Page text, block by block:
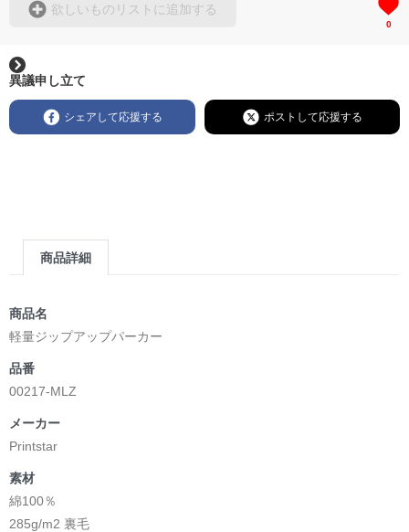
欲しいものリストに追加する
0
異議申し立て
シェアして応援する ポストして応援する
商品詳細
商品名
軽量ジップアップパーカー
品番
00217-MLZ
メーカー
Printstar
素材
綿100％
285g/m2 裏毛